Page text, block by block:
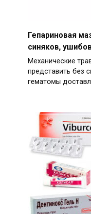
Гепариновая
синяков,
Механические
представить без
гематомы